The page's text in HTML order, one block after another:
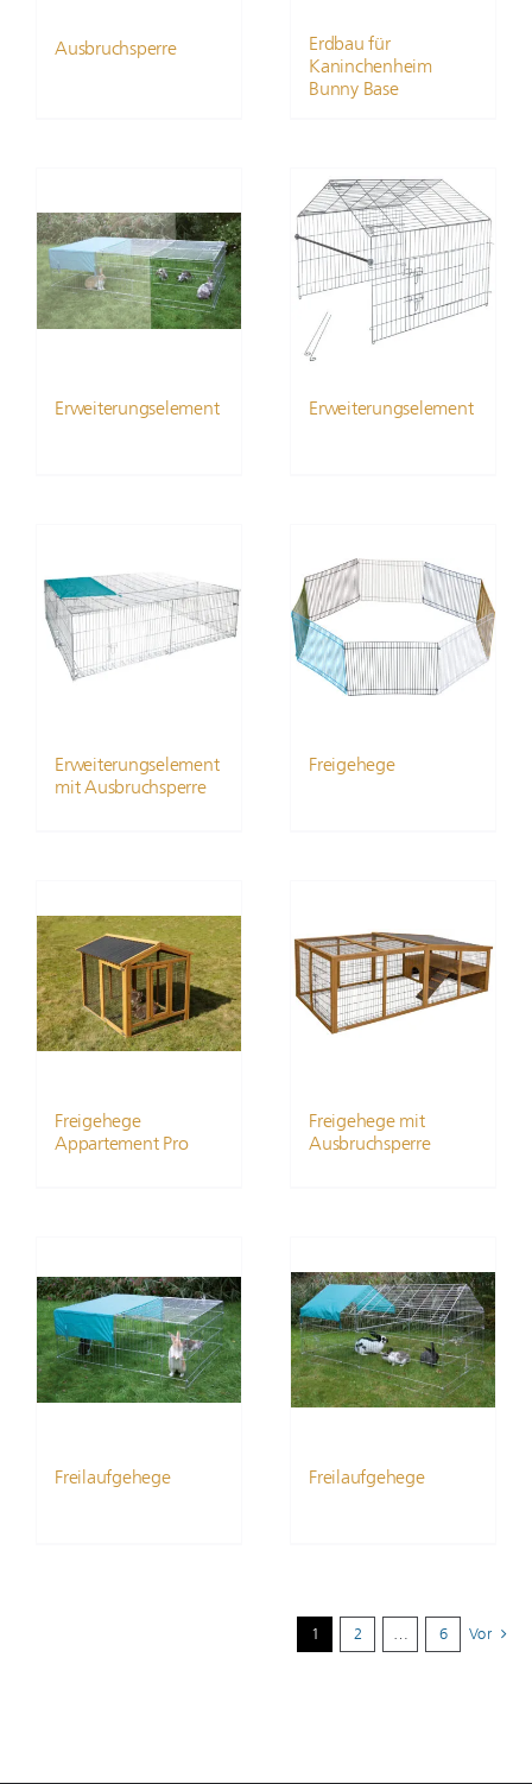
Ausbruchsperre
Erdbau für
Kaninchenheim
Bunny Base
Erweiterungselement Erweiterungselement
Erweiterungselement
mit Ausbruchsperre
Freigehege
Freigehege
Appartement Pro
Freigehege mit
Ausbruchsperre
Freilaufgehege Freilaufgehege
1 2 … 6 Vor